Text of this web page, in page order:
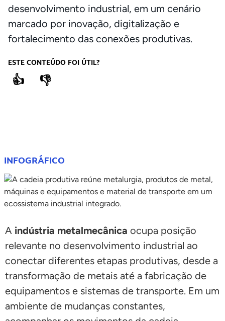
desenvolvimento industrial, em um cenário
marcado por inovação, digitalização e
fortalecimento das conexões produtivas.
ESTE CONTEÚDO FOI ÚTIL?
👍 👎
INFOGRÁFICO
A indústria metalmecânica ocupa posição
relevante no desenvolvimento industrial ao
conectar diferentes etapas produtivas, desde a
transformação de metais até a fabricação de
equipamentos e sistemas de transporte. Em um
ambiente de mudanças constantes,